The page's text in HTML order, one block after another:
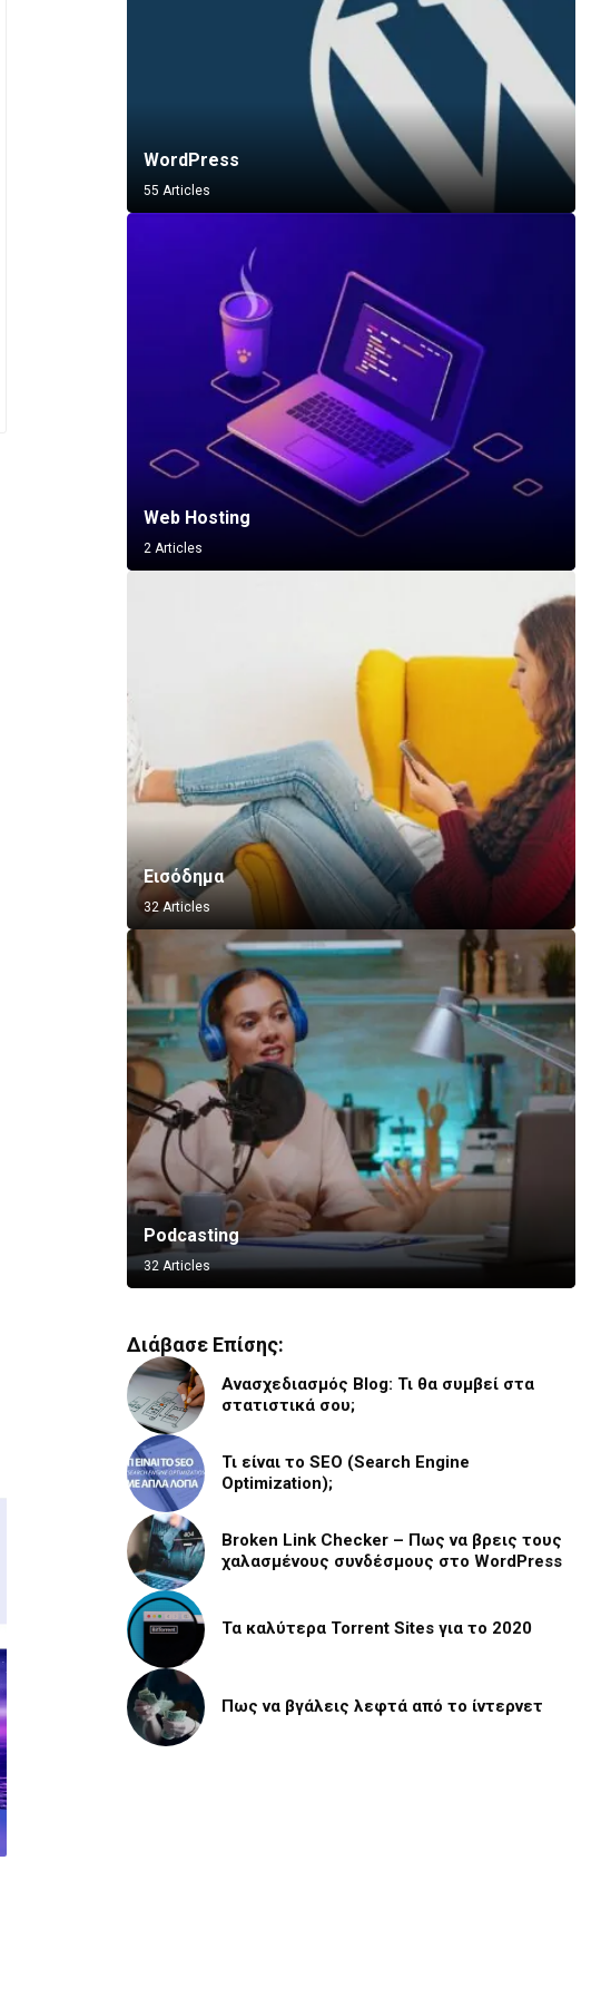
WordPress
55 Articles
Web Hosting
2 Articles
Εισόδημα
32 Articles
Podcasting
32 Articles
Vlogging
8 Articles
Διάβασε Επίσης:
Ανασχεδιασμός Blog: Τι θα συμβεί στα
στατιστικά σου;
Τι είναι το SEO (Search Engine
Optimization);
Broken Link Checker – Πως να βρεις τους
χαλασμένους συνδέσμους στο WordPress
Τα καλύτερα Torrent Sites για το 2020
Πως να βγάλεις λεφτά από το ίντερνετ